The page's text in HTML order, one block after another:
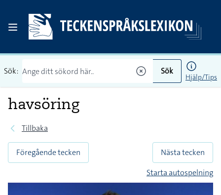
Sök: Sök
Hjälp/Tips
havsöring
Tillbaka
Föregående tecken
Nästa tecken
Starta autospelning